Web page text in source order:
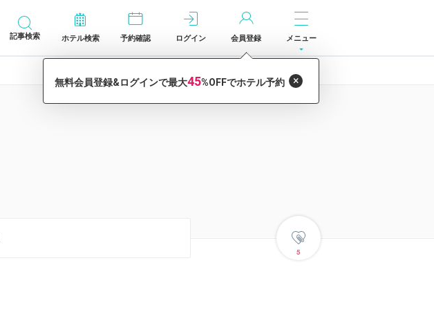
記事検索 ホテル検索 予約確認 ログイン 会員登録 メニュー
5